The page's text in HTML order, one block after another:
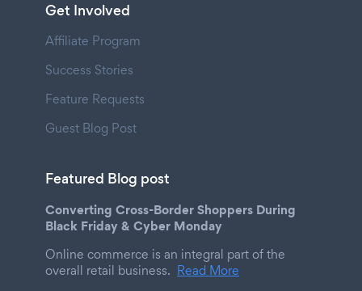
Get Involved
Affiliate Program
Success Stories
Feature Requests
Guest Blog Post
Featured Blog post
Converting Cross-Border Shoppers During
Black Friday & Cyber Monday
Online commerce is an integral part of the
overall retail business. Read More